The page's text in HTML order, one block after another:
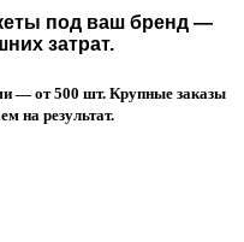
под ваш бренд —
затрат.
— от 500 шт. Крупные заказы
на результат.